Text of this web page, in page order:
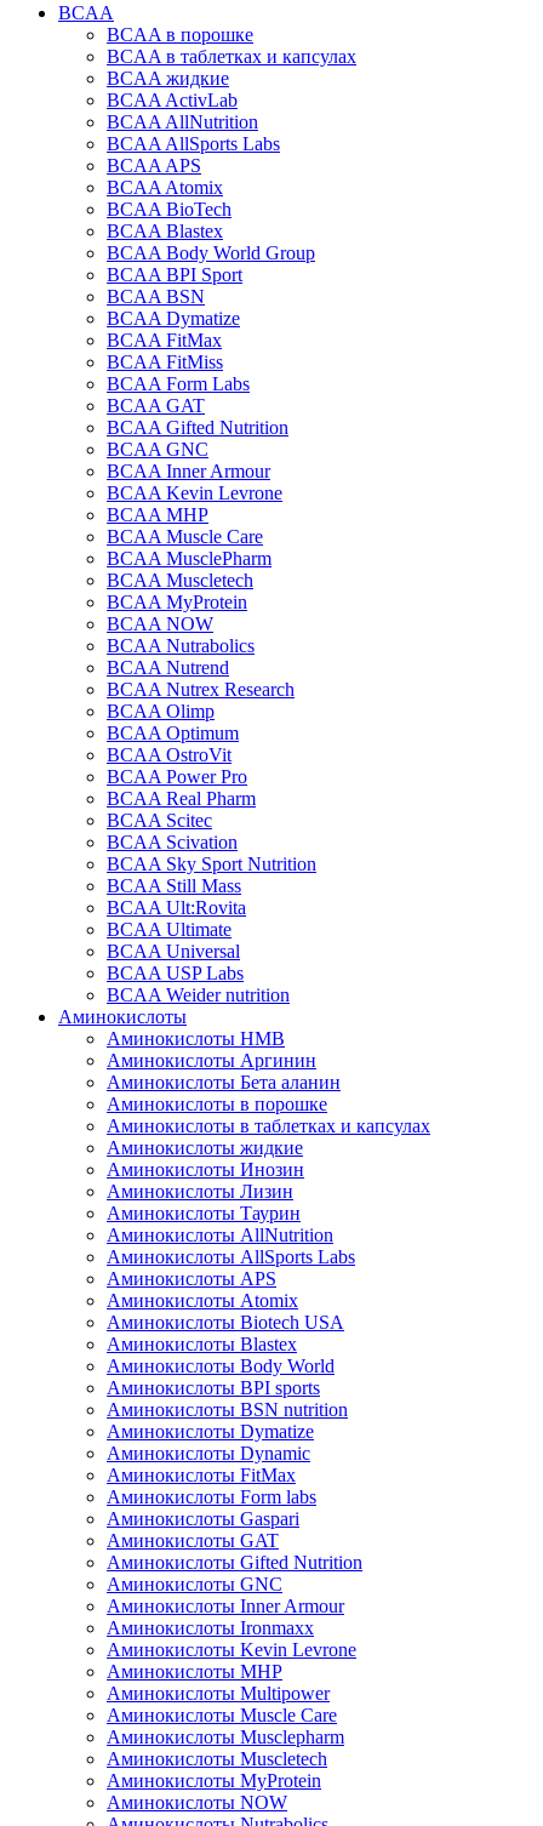
BCAA
BCAA в порошке
BCAA в таблетках и капсулах
BCAA жидкие
BCAA ActivLab
BCAA AllNutrition
BCAA AllSports Labs
BCAA APS
BCAA Atomix
BCAA BioTech
BCAA Blastex
BCAA Body World Group
BCAA BPI Sport
BCAA BSN
BCAA Dymatize
BCAA FitMax
BCAA FitMiss
BCAA Form Labs
BCAA GAT
BCAA Gifted Nutrition
BCAA GNC
BCAA Inner Armour
BCAA Kevin Levrone
BCAA MHP
BCAA Muscle Care
BCAA MusclePharm
BCAA Muscletech
BCAA MyProtein
BCAA NOW
BCAA Nutrabolics
BCAA Nutrend
BCAA Nutrex Research
BCAA Olimp
BCAA Optimum
BCAA OstroVit
BCAA Power Pro
BCAA Real Pharm
BCAA Scitec
BCAA Scivation
BCAA Sky Sport Nutrition
BCAA Still Mass
BCAA Ult:Rovita
BCAA Ultimate
BCAA Universal
BCAA USP Labs
BCAA Weider nutrition
Аминокислоты
Аминокислоты HMB
Аминокислоты Аргинин
Аминокислоты Бета аланин
Аминокислоты в порошке
Аминокислоты в таблетках и капсулах
Аминокислоты жидкие
Аминокислоты Инозин
Аминокислоты Лизин
Аминокислоты Таурин
Аминокислоты AllNutrition
Аминокислоты AllSports Labs
Аминокислоты APS
Аминокислоты Atomix
Аминокислоты Biotech USA
Аминокислоты Blastex
Аминокислоты Body World
Аминокислоты BPI sports
Аминокислоты BSN nutrition
Аминокислоты Dymatize
Аминокислоты Dynamic
Аминокислоты FitMax
Аминокислоты Form labs
Аминокислоты Gaspari
Аминокислоты GAT
Аминокислоты Gifted Nutrition
Аминокислоты GNC
Аминокислоты Inner Armour
Аминокислоты Ironmaxx
Аминокислоты Kevin Levrone
Аминокислоты MHP
Аминокислоты Multipower
Аминокислоты Muscle Care
Аминокислоты Musclepharm
Аминокислоты Muscletech
Аминокислоты MyProtein
Аминокислоты NOW